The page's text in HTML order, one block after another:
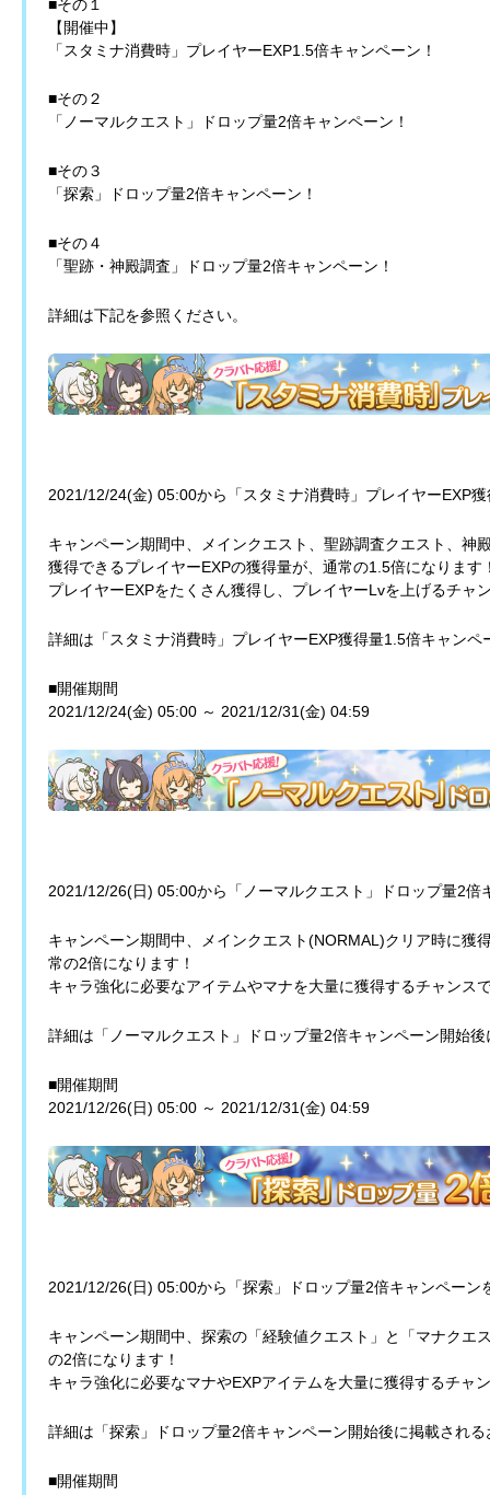
■その１
【開催中】
「スタミナ消費時」プレイヤーEXP1.5倍キャンペーン！
■その２
「ノーマルクエスト」ドロップ量2倍キャンペーン！
■その３
「探索」ドロップ量2倍キャンペーン！
■その４
「聖跡・神殿調査」ドロップ量2倍キャンペーン！
詳細は下記を参照ください。
2021/12/24(金) 05:00から「スタミナ消費時」プレイヤーEXP
キャンペーン期間中、メインクエスト、聖跡調査クエスト、神
獲得できるプレイヤーEXPの獲得量が、通常の1.5倍になります
プレイヤーEXPをたくさん獲得し、プレイヤーLvを上げるチャ
詳細は「スタミナ消費時」プレイヤーEXP獲得量1.5倍キャン
■開催期間
2021/12/24(金) 05:00 ～ 2021/12/31(金) 04:59
2021/12/26(日) 05:00から「ノーマルクエスト」ドロップ量2倍
キャンペーン期間中、メインクエスト(NORMAL)クリア時に獲
常の2倍になります！
キャラ強化に必要なアイテムやマナを大量に獲得するチャンス
詳細は「ノーマルクエスト」ドロップ量2倍キャンペーン開始
■開催期間
2021/12/26(日) 05:00 ～ 2021/12/31(金) 04:59
2021/12/26(日) 05:00から「探索」ドロップ量2倍キャンペーン
キャンペーン期間中、探索の「経験値クエスト」と「マナクエ
の2倍になります！
キャラ強化に必要なマナやEXPアイテムを大量に獲得するチャ
詳細は「探索」ドロップ量2倍キャンペーン開始後に掲載され
■開催期間